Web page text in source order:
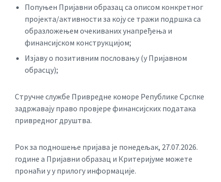
Попуњен Пријавни образац са описом конкретног
пројекта/активности за коју се тражи подршка са
образложењем очекиваних унапређења и
финансијском конструкцијом;
Изјаву о позитивним пословању (у Пријавном
обрасцу);
Стручне службе Привредне коморе Републике Срспке
задржавају право провјере финансијских података
привредног друштва.
Рок за подношење пријава је понедељак, 27.07.2026.
године а Пријавни образац и Критеријуме можете
пронаћи у у прилогу информације.